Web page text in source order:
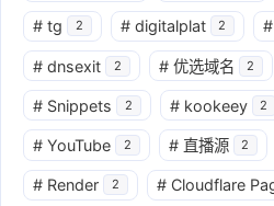
# tg 2 # digitalplat 2 #
# dnsexit 2 # 优选域名 2
# Snippets 2 # kookeey 2
# YouTube 2 # 直播源 2
# Render 2 # Cloudflare